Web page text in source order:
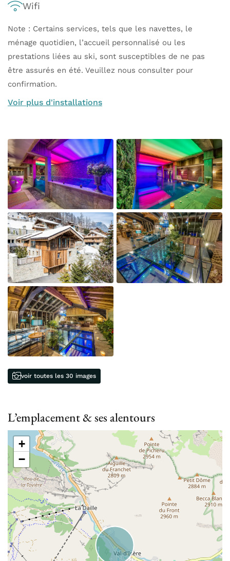
Wifi
Note : Certains services, tels que les navettes, le
ménage quotidien, l’accueil personnalisé ou les
prestations liées au ski, sont susceptibles de ne pas
être assurés en été. Veuillez nous consulter pour
confirmation.
Voir plus d'installations
voir toutes les 30 images
L’emplacement & ses alentours
+
−